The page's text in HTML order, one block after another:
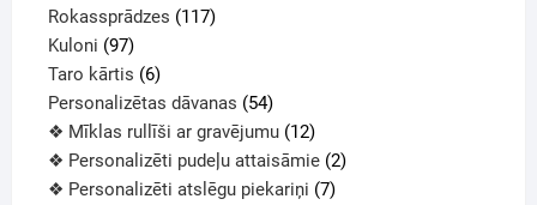
Rokassprādzes 117
Kuloni 97
Taro kārtis 6
Personalizētas dāvanas 54
❖ Mīklas rullīši ar gravējumu 12
❖ Personalizēti pudeļu attaisāmie 2
❖ Personalizēti atslēgu piekariņi 7